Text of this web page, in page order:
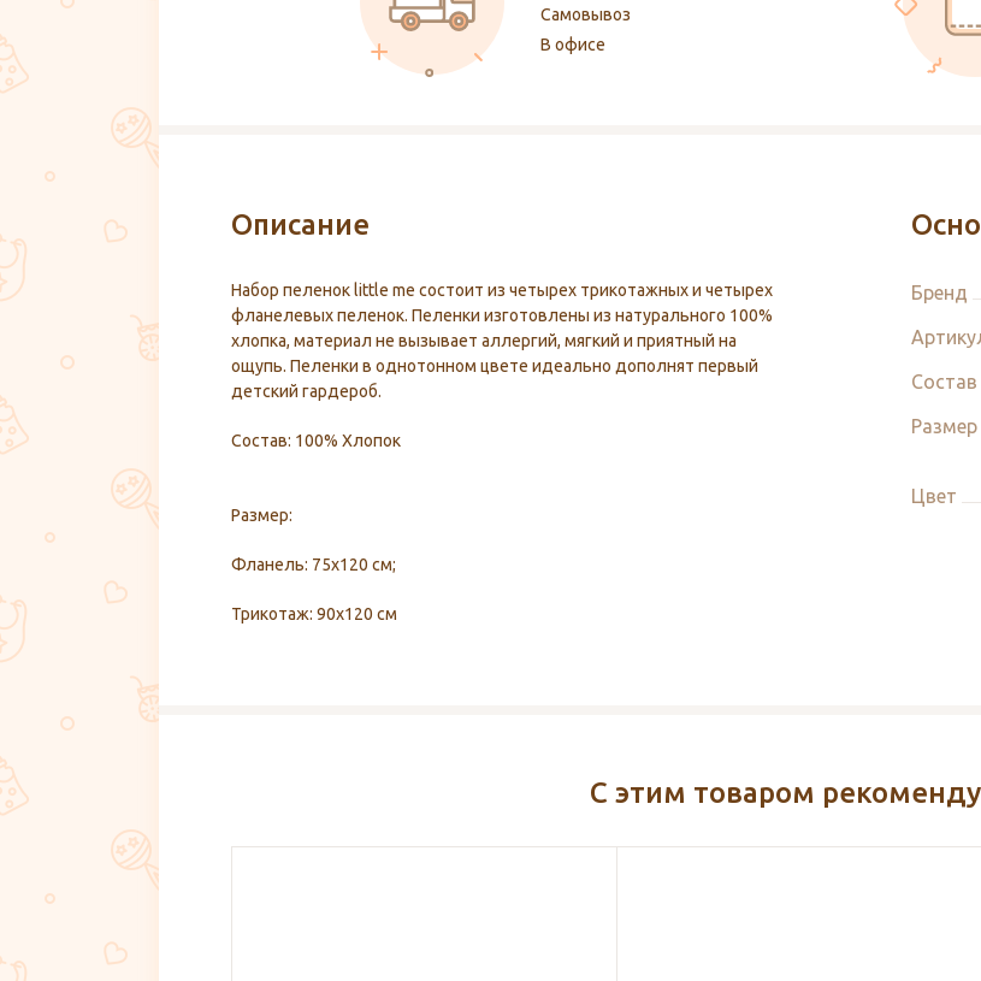
Самовывоз
В офисе
Описание
Набор пеленок little me состоит из четырех трикотажных и четырех
фланелевых пеленок. Пеленки изготовлены из натурального 100%
хлопка, материал не вызывает аллергий, мягкий и приятный на
ощупь. Пеленки в однотонном цвете идеально дополнят первый
детский гардероб.
Состав: 100% Хлопок
Размер:
Фланель: 75х120 см;
Трикотаж: 90х120 см
Бренд
Состав
Размер
Цвет
С этим товаром